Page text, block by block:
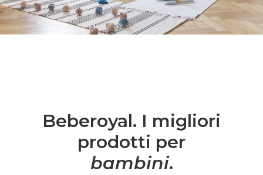
Beberoyal. I migliori
prodotti per
bambini.